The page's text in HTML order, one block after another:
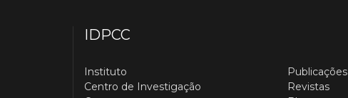
IDPCC
Instituto
Centro de Investigação
Publicações
Revistas